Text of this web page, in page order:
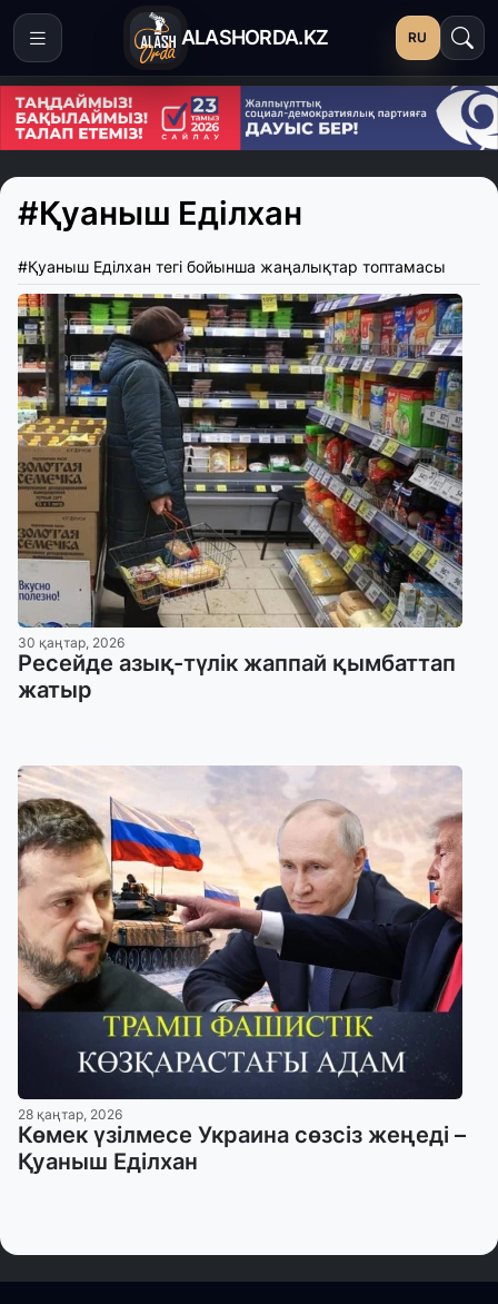
ALASHORDA.KZ RU
#Қуаныш Еділхан
#Қуаныш Еділхан тегі бойынша жаңалықтар топтамасы
30 қаңтар, 2026
Ресейде азық-түлік жаппай қымбаттап
жатыр
28 қаңтар, 2026
Көмек үзілмесе Украина сөзсіз жеңеді –
Қуаныш Еділхан